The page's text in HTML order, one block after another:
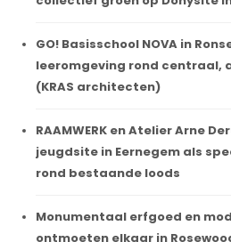
GO! Basisschool NOVA in
leeromgeving rond centraal,
(KRAS architecten)
RAAMWERK en Atelier Arne
jeugdsite in Eernegem als
rond bestaande loods
Monumentaal erfgoed en
ontmoeten elkaar in